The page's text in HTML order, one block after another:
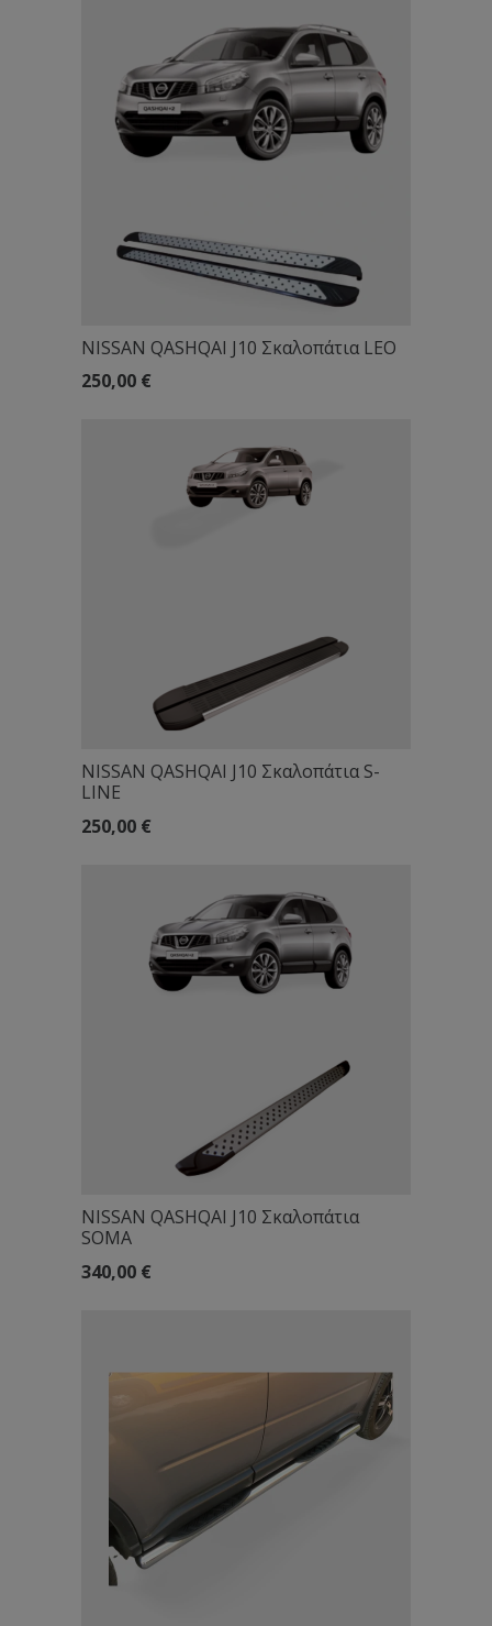
NISSAN QASHQAI J10 Σκαλοπάτια LEO
250,00 €
NISSAN QASHQAI J10 Σκαλοπάτια S-
LINE
250,00 €
NISSAN QASHQAI J10 Σκαλοπάτια
SOMA
340,00 €